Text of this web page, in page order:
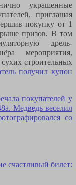
украшенные
приглашая
покупку от 1
призов. В том
дрель-
мероприятия,
строительных
получил купон
покупателей у
Медведь веселил
со
счастливый билет: